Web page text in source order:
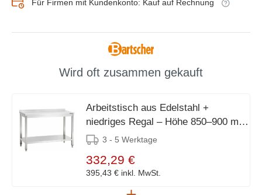
Für Firmen mit Kundenkonto: Kauf auf Rechnung
Wird oft zusammen gekauft
Arbeitstisch aus Edelstahl +
niedriges Regal – Höhe 850–900 mm
– 1100 (L) x 600 (T) mm
3 - 5 Werktage
332,29 €
395,43 € inkl. MwSt.